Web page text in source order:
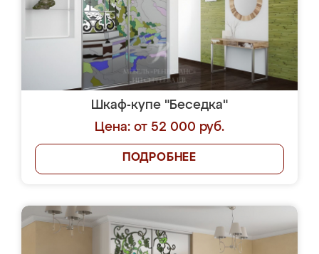
Шкаф-купе "Беседка"
Цена: от 52 000 руб.
ПОДРОБНЕЕ